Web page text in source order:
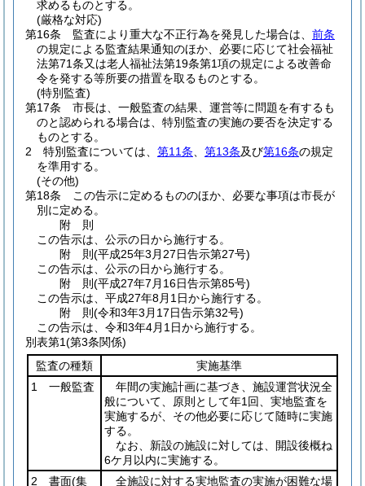
求めるものとする。
(厳格な対応)
第16条
監査により重大な不正行為を発見した場合は、 前条
の規定による監査結果通知のほか、必要に応じて社会福祉
法第71条又は老人福祉法第19条第1項の規定による改善命
令を発する等所要の措置を取るものとする。
(特別監査)
第17条
市長は、一般監査の結果、運営等に問題を有するも
のと認められる場合は、特別監査の実施の要否を決定する
ものとする。
2
特別監査については、 第11条 第13条及び第16条の規定
を準用する。
(その他)
第18条
この告示に定めるもののほか、必要な事項は市長が
別に定める。
附 則
この告示は、公示の日から施行する。
附 則(平成25年3月27日告示第27号)
この告示は、公示の日から施行する。
附 則(平成27年7月16日告示第85号)
この告示は、平成27年8月1日から施行する。
附 則(令和3年3月17日告示第32号)
この告示は、令和3年4月1日から施行する。
別表第1(第3条関係)
監査の種類
実施基準
1 一般監査
年間の実施計画に基づき、施設運営状況全
般について、原則として年1回、実地監査を
実施するが、その他必要に応じて随時に実施
する。
なお、新設の施設に対しては、開設後概ね
6ケ月以内に実施する。
2 書面(集
全施設に対する実地監査の実施が困難な場